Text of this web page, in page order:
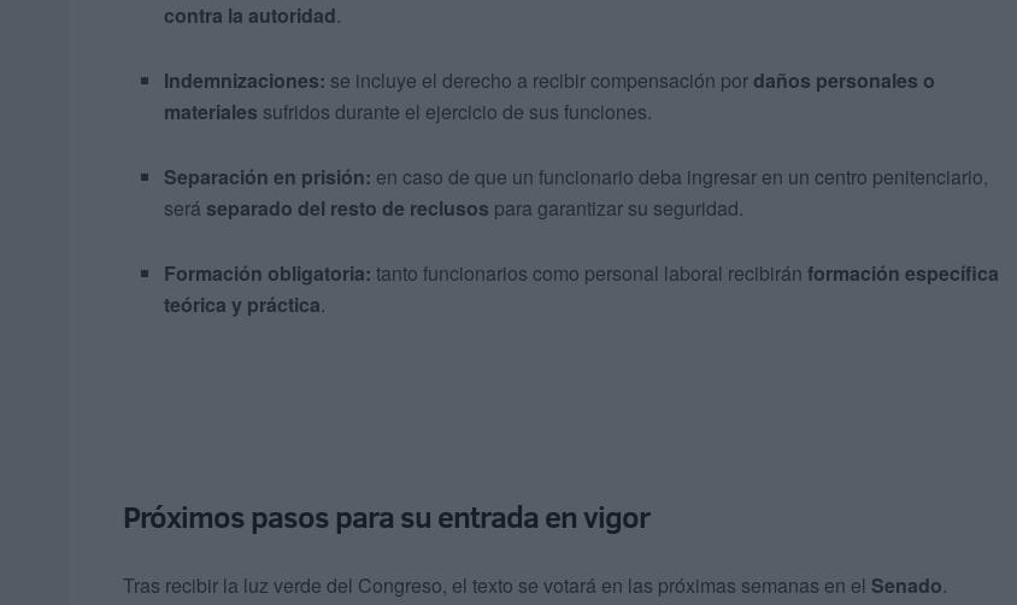
contra la autoridad.
Indemnizaciones: se incluye el derecho a recibir compensación pordaños personales o
materiales sufridos durante el ejercicio de sus funciones.
Separación en prisión: en caso de que un funcionario deba ingresar en un centro penitenciario,
será separado del resto de reclusos para garantizar su seguridad.
Formación obligatoria: tanto funcionarios como personal laboral recibiránformación específica
teórica y práctica.
Próximos pasos para su entrada en vigor
Tras recibir la luz verde del Congreso, el texto se votará en las próximas semanas en el Senado.